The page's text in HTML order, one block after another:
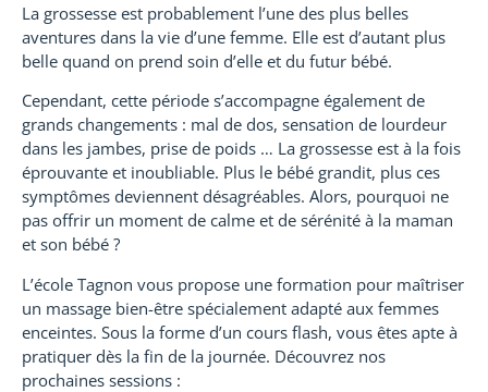
La grossesse est probablement l’une des plus belles
aventures dans la vie d’une femme. Elle est d’autant plus
belle quand on prend soin d’elle et du futur bébé.
Cependant, cette période s’accompagne également de
grands changements : mal de dos, sensation de lourdeur
dans les jambes, prise de poids … La grossesse est à la fois
éprouvante et inoubliable. Plus le bébé grandit, plus ces
symptômes deviennent désagréables. Alors, pourquoi ne
pas offrir un moment de calme et de sérénité à la maman
et son bébé ?
L’école Tagnon vous propose une formation pour maîtriser
un massage bien-être spécialement adapté aux femmes
enceintes. Sous la forme d’un cours flash, vous êtes apte à
pratiquer dès la fin de la journée. Découvrez nos
prochaines sessions :